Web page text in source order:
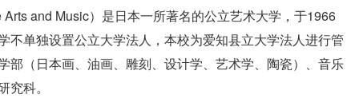
and Music）是日本一所著名的公立艺术大学，于1966
单独设置公立大学法人，本校为爱知县立大学法人进行管
（日本画、油画、雕刻、设计学、艺术学、陶瓷）、音乐
科。